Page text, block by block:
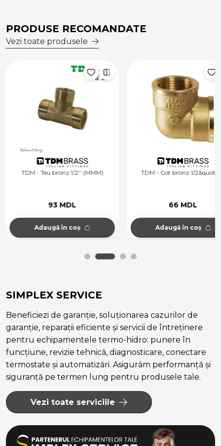
PRODUSE RECOMANDATE
Vezi toate produsele
TDM - Teu bronz 1/2'' (MMM)
93 MDL
Adaugă în coș
TDM - Cot bronz 1/2&quot;
66 MDL
Adaugă în coș
SIMPLEX SERVICE
Beneficiezi de garanție, soluționarea cazurilor de
garanție, reparații eficiente și servicii de întreținere
pentru echipamentele termo-hidro: punere în
funcțiune, revizie tehnică, diagnosticare, conectare
termostate și automatizări. Asigurăm performanță și
siguranță pe termen lung pentru produsele tale.
Vezi toate serviciile